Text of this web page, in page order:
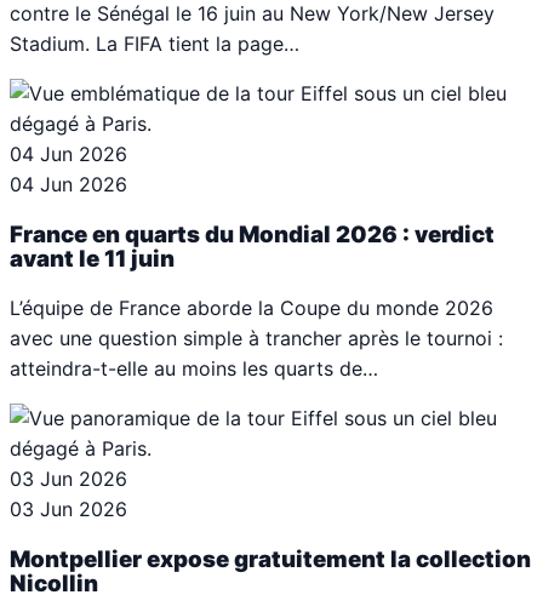
contre le Sénégal le 16 juin au New York/New Jersey
Stadium. La FIFA tient la page…
04 Jun 2026
04 Jun 2026
France en quarts du Mondial 2026 : verdict
avant le 11 juin
L’équipe de France aborde la Coupe du monde 2026
avec une question simple à trancher après le tournoi :
atteindra-t-elle au moins les quarts de…
03 Jun 2026
03 Jun 2026
Montpellier expose gratuitement la collection
Nicollin